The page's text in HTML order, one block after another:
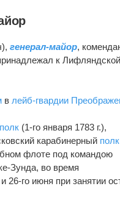
генерал-майор,
к
в лейб-гвардии
(1-го января 1783 г.),
карабинерный полк
флоте под командою
Зунда, во время
26-го июня при занятии